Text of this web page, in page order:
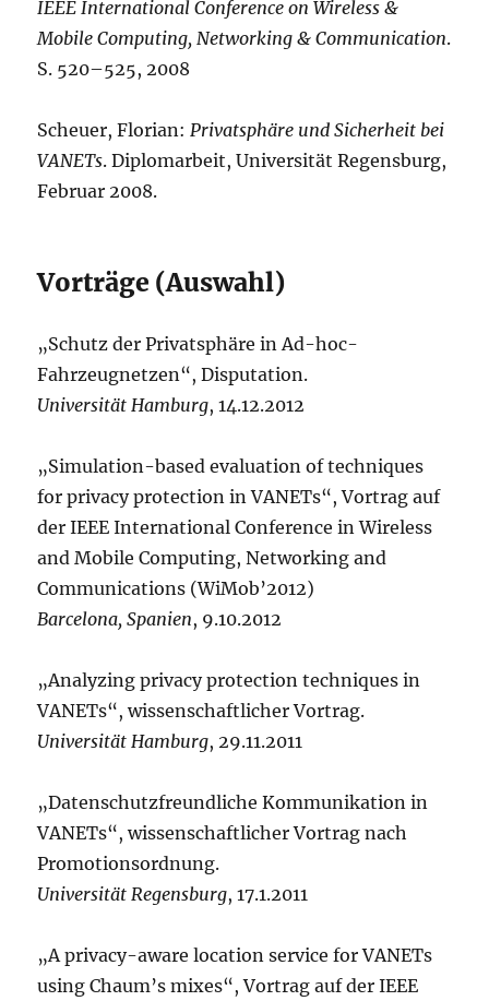
IEEE International Conference on Wireless &
Mobile Computing, Networking & Communication.
S. 520–525, 2008
Scheuer, Florian:Privatsphäre und Sicherheit bei
VANETs. Diplomarbeit, Universität Regensburg,
Februar 2008.
Vorträge (Auswahl)
„Schutz der Privatsphäre in Ad-hoc-
Fahrzeugnetzen“, Disputation.
Universität Hamburg, 14.12.2012
„Simulation-based evaluation of techniques
for privacy protection in VANETs“, Vortrag auf
der IEEE International Conference in Wireless
and Mobile Computing, Networking and
Communications (WiMob’2012)
Barcelona, Spanien, 9.10.2012
„Analyzing privacy protection techniques in
VANETs“, wissenschaftlicher Vortrag.
Universität Hamburg, 29.11.2011
„Datenschutzfreundliche Kommunikation in
VANETs“, wissenschaftlicher Vortrag nach
Promotionsordnung.
Universität Regensburg, 17.1.2011
„A privacy-aware location service for VANETs
using Chaum’s mixes“, Vortrag auf der IEEE